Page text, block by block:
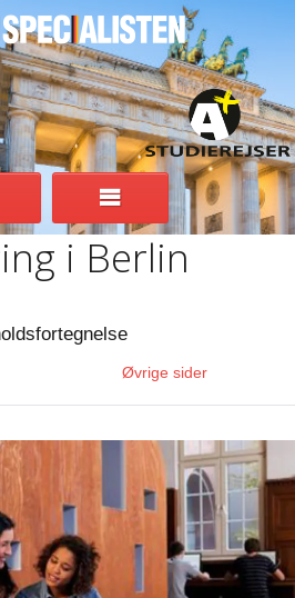
i Berlin
Øvrige sider